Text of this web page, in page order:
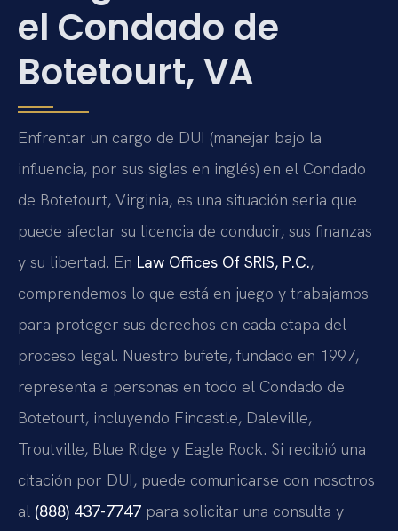
el Condado de
Botetourt, VA
Enfrentar un cargo de DUI (manejar bajo la
influencia, por sus siglas en inglés) en el Condado
de Botetourt, Virginia, es una situación seria que
puede afectar su licencia de conducir, sus finanzas
y su libertad. En Law Offices Of SRIS, P.C.,
comprendemos lo que está en juego y trabajamos
para proteger sus derechos en cada etapa del
proceso legal. Nuestro bufete, fundado en 1997,
representa a personas en todo el Condado de
Botetourt, incluyendo Fincastle, Daleville,
Troutville, Blue Ridge y Eagle Rock. Si recibió una
citación por DUI, puede comunicarse con nosotros
al (888) 437-7747 para solicitar una consulta y